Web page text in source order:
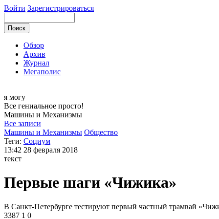
Войти Зарегистрироваться
Обзор
Архив
Журнал
Мегаполис
я могу
Все гениальное просто!
Машины и Механизмы
Все записи
Машины и Механизмы Общество
Теги: Социум
13:42 28 февраля 2018
текст
Первые шаги «Чижика»
В Санкт-Петербурге тестируют первый частный трамвай
3387 1 0